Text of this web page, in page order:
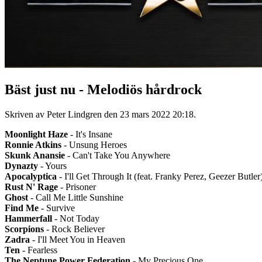
Bäst just nu - Melodiös hårdrock
Skriven av Peter Lindgren den 23 mars 2022 20:18.
Moonlight Haze - It's Insane
Ronnie Atkins - Unsung Heroes
Skunk Anansie - Can't Take You Anywhere
Dynazty - Yours
Apocalyptica - I'll Get Through It (feat. Franky Perez, Geezer
Rust N' Rage - Prisoner
Ghost - Call Me Little Sunshine
Find Me - Survive
Hammerfall - Not Today
Scorpions - Rock Believer
Zadra - I'll Meet You in Heaven
Ten - Fearless